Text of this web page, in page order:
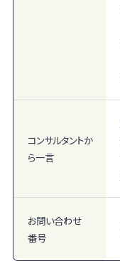
コンサルタントか
ら一言
お問い合わせ
番号